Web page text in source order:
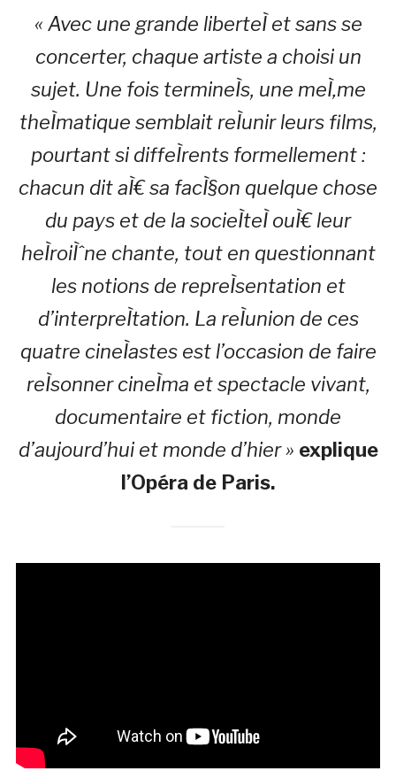
« Avec une grande liberteÌ et sans se
concerter, chaque artiste a choisi un
sujet. Une fois termineÌs, une meÌ‚me
theÌmatique semblait reÌunir leurs films,
pourtant si diffeÌrents formellement :
chacun dit aÌ€ sa facÌ§on quelque chose
du pays et de la socieÌteÌ ouÌ€ leur
heÌroiÌˆne chante, tout en questionnant
les notions de repreÌsentation et
d’interpreÌtation. La reÌunion de ces
quatre cineÌastes est l’occasion de faire
reÌsonner cineÌma et spectacle vivant,
documentaire et fiction, monde
d’aujourd’hui et monde d’hier » explique
l’Opéra de Paris.